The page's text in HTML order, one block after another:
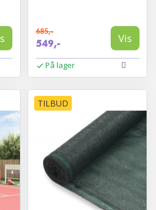
685,-
549,- Vis
På lager
TILBUD